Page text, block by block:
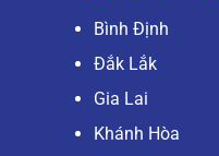
Bình Định
Đắk Lắk
Gia Lai
Khánh Hòa